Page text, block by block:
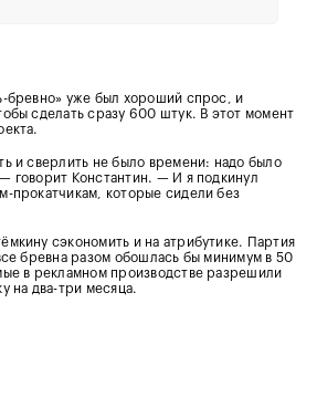
бревно» уже был хороший спрос, и
сделать сразу 600 штук. В этот момент
и сверлить не было времени: надо было
говорит Константин. — И я подкинул
прокатчикам, которые сидели без
сэкономить и на атрибутике. Партия
бревна разом обошлась бы минимум в 50
в рекламном производстве разрешили
на два-три месяца.